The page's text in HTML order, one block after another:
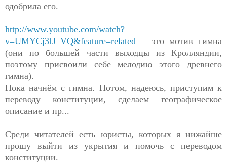
одобрила его.
http://www.youtube.com/watch?
v=UMYCj3IJ_VQ&feature=related – это мотив гимна
(они по большей части выходцы из Кролляндии,
поэтому присвоили себе мелодию этого древнего
гимна).
Пока начнём с гимна. Потом, надеюсь, приступим к
переводу конституции, сделаем географическое
описание и пр...
Среди читателей есть юристы, которых я нижайше
прошу выйти из укрытия и помочь с переводом
конституции.